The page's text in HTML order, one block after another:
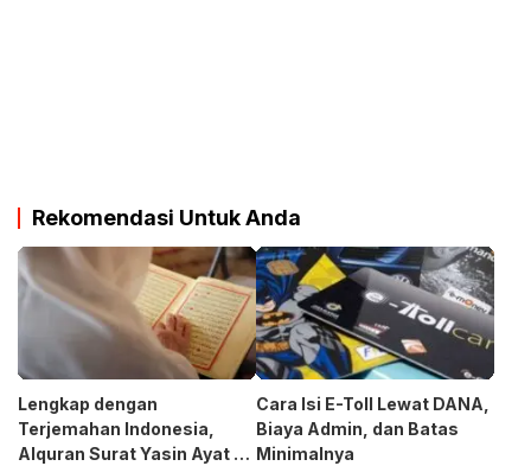
Rekomendasi Untuk Anda
Lengkap dengan
Terjemahan Indonesia,
Alquran Surat Yasin Ayat 1-
Cara Isi E-Toll Lewat DANA,
Biaya Admin, dan Batas
Minimalnya